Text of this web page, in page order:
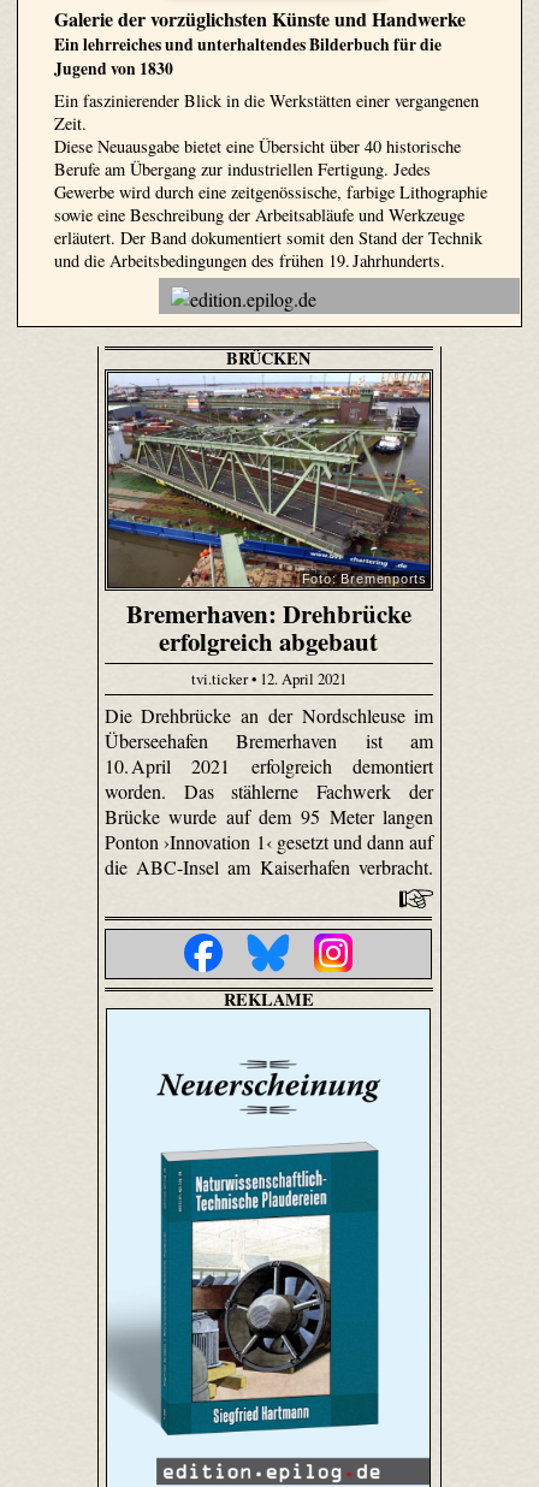
Galerie der vorzüglichsten Künste und Handwerke
Ein lehrreiches und unterhaltendes Bilderbuch für die
Jugend von 1830
Ein faszinierender Blick in die Werkstätten einer vergangenen
Zeit.
Diese Neuausgabe bietet eine Übersicht über 40 historische
Berufe am Übergang zur industriellen Fertigung. Jedes
Gewerbe wird durch eine zeitgenössische, farbige Lithographie
sowie eine Beschreibung der Arbeitsabläufe und Werkzeuge
erläutert. Der Band dokumentiert somit den Stand der Technik
und die Arbeitsbedingungen des frühen 19. Jahrhunderts.
BRÜCKEN
Foto: Bremenports
Bremerhaven: Drehbrücke
erfolgreich abgebaut
tvi.ticker • 12. April 2021
Die Drehbrücke an der Nordschleuse im
Überseehafen Bremerhaven ist am
10. April 2021 erfolgreich demontiert
worden. Das stählerne Fachwerk der
Brücke wurde auf dem 95 Meter langen
Ponton ›Innovation 1‹ gesetzt und dann auf
die ABC-Insel am Kaiserhafen verbracht.
REKLAME